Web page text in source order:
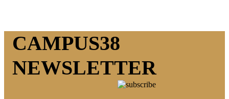
CAMPUS38
NEWSLETTER